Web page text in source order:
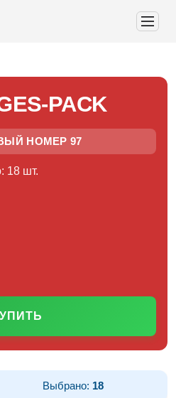
PACK
НОМЕР 97
18 шт.
Выбрано: 18